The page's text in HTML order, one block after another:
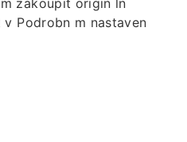
zakoupit origin ln
Podrobn m nastaven